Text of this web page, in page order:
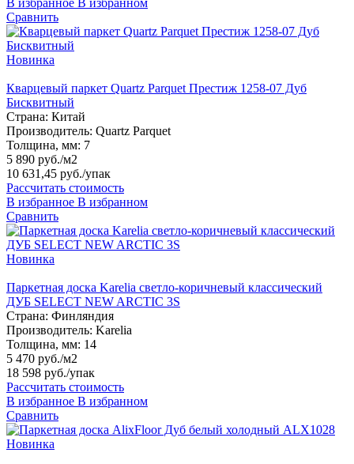
Сравнить
Новинка
Кварцевый паркет Quartz Parquet Престиж 1258-07 Дуб
Бисквитный
Страна: Китай
Производитель: Quartz Parquet
Толщина, мм: 7
5 890 руб./м2
10 631,45 руб./упак
Рассчитать стоимость
В избранное В избранном
Сравнить
Новинка
Паркетная доска Karelia светло-коричневый классический
ДУБ SELECT NEW ARCTIC 3S
Страна: Финляндия
Производитель: Karelia
Толщина, мм: 14
5 470 руб./м2
18 598 руб./упак
Рассчитать стоимость
В избранное В избранном
Сравнить
Новинка